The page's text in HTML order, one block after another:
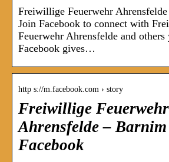
Freiwillige Feuerwehr
Join Facebook to connect with
Feuerwehr Ahrensfelde and
Facebook gives…
http s://m.facebook.com › story
Freiwillige Feuerwehr
Ahrensfelde –
Facebook